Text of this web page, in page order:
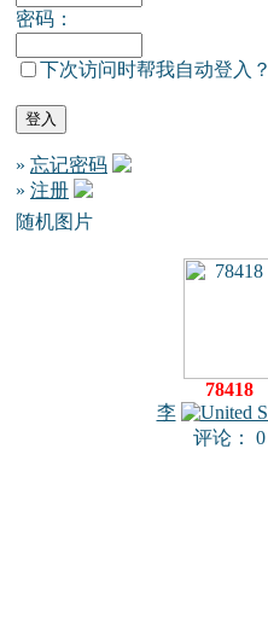
密码：
下次访问时帮我自动登入？
» 忘记密码
» 注册
随机图片
78418
李
评论： 0